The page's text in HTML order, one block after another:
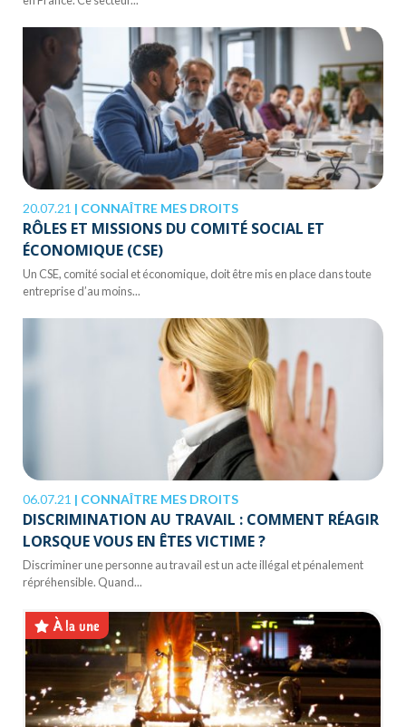
20.07.21 | CONNAÎTRE MES DROITS
RÔLES ET MISSIONS DU COMITÉ SOCIAL ET
ÉCONOMIQUE (CSE)
Un CSE, comité social et économique, doit être mis en place dans toute
entreprise d’au moins...
06.07.21 | CONNAÎTRE MES DROITS
DISCRIMINATION AU TRAVAIL : COMMENT RÉAGIR
LORSQUE VOUS EN ÊTES VICTIME ?
Discriminer une personne au travail est un acte illégal et pénalement
répréhensible. Quand...
À la une